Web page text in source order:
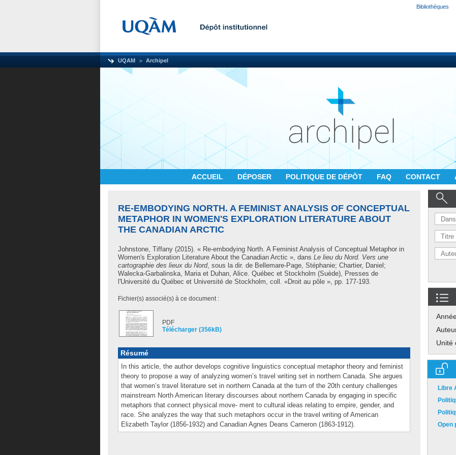
Bibliothèques
UQAM Archipel
ACCUEIL DÉPOSER POLITIQUE DE DÉPÔT FAQ CONTACT
RE-EMBODYING NORTH. A FEMINIST ANALYSIS OF CONCEPTUAL
METAPHOR IN WOMEN'S EXPLORATION LITERATURE ABOUT
THE CANADIAN ARCTIC
Johnstone, Tiffany (2015). « Re-embodying North. A Feminist Analysis of Conceptual Metaphor in
Women's Exploration Literature About the Canadian Arctic », dans Le lieu du Nord. Vers une
cartographie des lieux du Nord, sous la dir. de Bellemare-Page, Stéphanie; Chartier, Daniel ;
Walecka-Garbalinska, Mariaet Duhan, Alice. Québec et Stockholm (Suède), Presses de
l'Université du Québec et Université de Stockholm, coll. «Droit au pôle », pp. 177-193.
Fichier(s) associé(s) à ce document :
PDF
Télécharger (356kB)
Résumé
In this article, the author develops cognitive linguistics conceptual metaphor theory and feminist
theory to propose a way of analyzing women’s travel writing set in northern Canada. She argues
that women’s travel literature set in northern Canada at the turn of the 20th century challenges
mainstream North American literary discourses about northern Canada by engaging in specific
metaphors that connect physical move- ment to cultural ideas relating to empire, gender, and
race. She analyzes the way that such metaphors occur in the travel writing of American
Elizabeth Taylor (1856-1932) and Canadian Agnes Deans Cameron (1863-1912).
Unité
Libre
Open